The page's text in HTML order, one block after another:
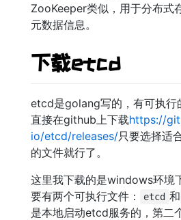
ZooKeeper类似，用于分布式
元数据信息。
下载etcd
etcd是golang写的，有可执行
直接在github上下载https://
io/etcd/releases/只要选择适
的文件就行了。
这里我下载的是windows环境
要有两个可执行文件：
etcd 和
是本地启动etcd服务的，第二